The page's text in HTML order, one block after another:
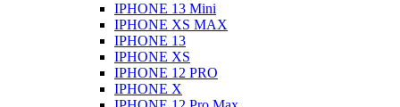
IPHONE 13 Mini
IPHONE XS MAX
IPHONE 13
IPHONE XS
IPHONE 12 PRO
IPHONE X